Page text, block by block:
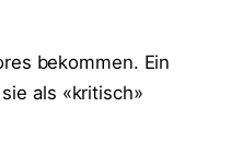
bekommen. Ein
als «kritisch»